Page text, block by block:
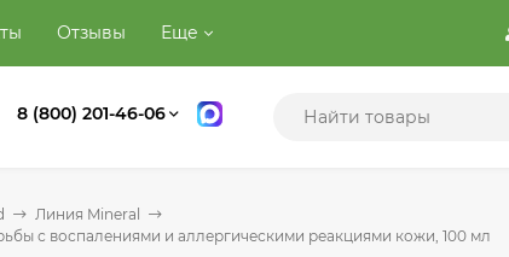
Отзывы Еще
8 (800) 201-46-06
Линия Mineral
с воспалениями и аллергическими реакциями кожи, 100 мл